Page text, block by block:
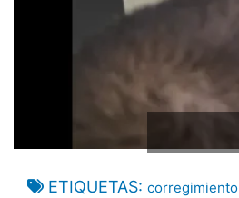
ETIQUETAS corregimiento